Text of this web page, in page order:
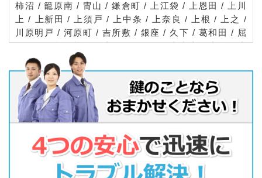
柿沼 / 籠原南 / 冑山 / 鎌倉町 / 上江袋 / 上恩田 / 上川
上 / 上新田 / 上須戸 / 上中条 / 上奈良 / 上根 / 上之 /
川原明戸 / 河原町 / 吉所敷 / 銀座 / 久下 / 葛和田 / 屈
戸 / 久保島 / 熊谷 / 小泉 / 肥塚 / 江南中央 / 小島 / 小
八林 / 桜木町 / 桜町 / 佐谷田 / 塩 / 柴 / 四方寺 / 下恩
田 / 下川上 / 下奈良 / 下増田 / 拾六間 / 新川 / 末広 /
須賀広 / 瀬南 / 善ケ島 / 千代 / 代 / 高本 / 高柳 / 田島
/ 玉井 / 玉井南 / 玉作 / 俵瀬 / 中央 / 月見町 / 筑波 /
津田 / 津田新田 / 出来島 / 手島 / 道ケ谷戸 / 戸出 / 問
屋町 / 永井太田 / 中恩田 / 中曽根 / 仲町 / 中奈良 / 中
西 / 奈良新田 / 成沢 / 新島 / 新堀 / 新堀新田 / 西城 /
西野 / 西別府 / 沼黒 / 野原 / 箱田 / 原井 / 原島 / 東別
府 / 日向 / 樋春 / 平塚新田 / 平戸 / 広瀬 / 武体 / 船木